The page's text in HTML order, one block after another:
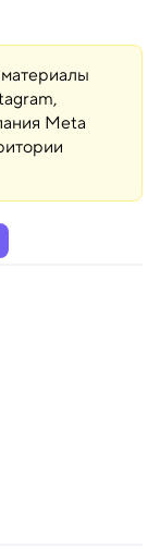
Meta